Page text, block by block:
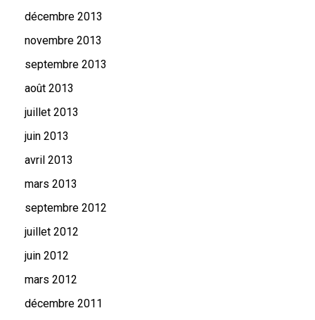
décembre 2013
novembre 2013
septembre 2013
août 2013
juillet 2013
juin 2013
avril 2013
mars 2013
septembre 2012
juillet 2012
juin 2012
mars 2012
décembre 2011